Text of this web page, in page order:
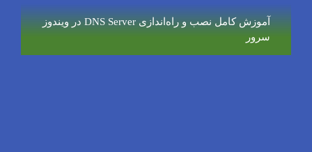
آموزش کامل نصب و راه‌اندازی DNS Server در ویندوز
سرور